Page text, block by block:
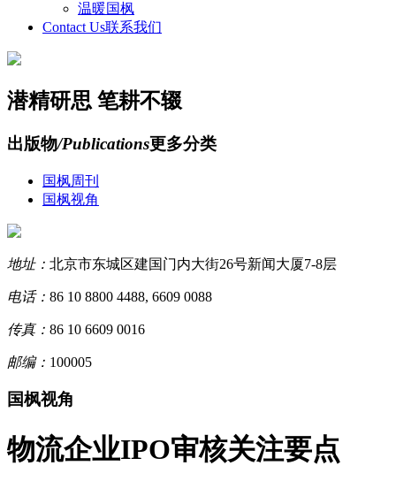
温暖国枫
Contact Us联系我们
潜精研思 笔耕不辍
出版物/Publications更多分类
国枫周刊
国枫视角
地址： 北京市东城区建国门内大街26号新闻大厦7-8层
电话： 86 10 8800 4488, 6609 0088
传真： 86 10 6609 0016
邮编： 100005
国枫视角
物流企业IPO审核关注要点